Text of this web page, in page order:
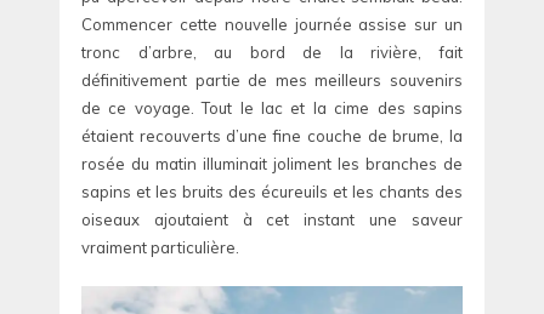
Commencer cette nouvelle journée assise sur un
tronc d’arbre, au bord de la rivière, fait
définitivement partie de mes meilleurs souvenirs
de ce voyage. Tout le lac et la cime des sapins
étaient recouverts d’une fine couche de brume, la
rosée du matin illuminait joliment les branches de
sapins et les bruits des écureuils et les chants des
oiseaux ajoutaient à cet instant une saveur
vraiment particulière.